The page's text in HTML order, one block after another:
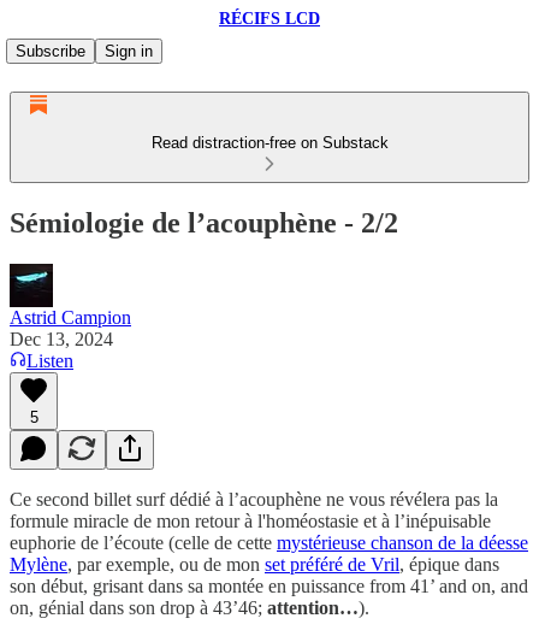
RÉCIFS LCD
Subscribe
Sign in
Read distraction-free on Substack
Sémiologie de l’acouphène - 2/2
Astrid Campion
Dec 13, 2024
Listen
5
Ce second billet surf dédié à l’acouphène ne vous révélera pas la
formule miracle de mon retour à l'homéostasie et à l’inépuisable
euphorie de l’écoute (celle de cette mystérieuse chanson de la déesse
Mylène, par exemple, ou de mon set préféré de Vril, épique dans
son début, grisant dans sa montée en puissance from 41’ and on, and
on, génial dans son drop à 43’46; attention…).